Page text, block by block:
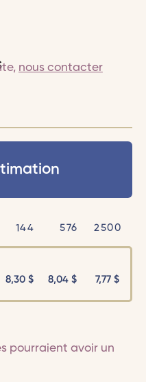
nous contacter
144 576 2500
8,30$ 8,04 $ 7,77$
pourraient avoir un